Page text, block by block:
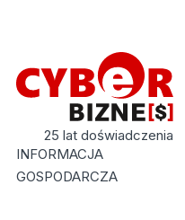
25 lat doświadczenia
INFORMACJA
GOSPODARCZA